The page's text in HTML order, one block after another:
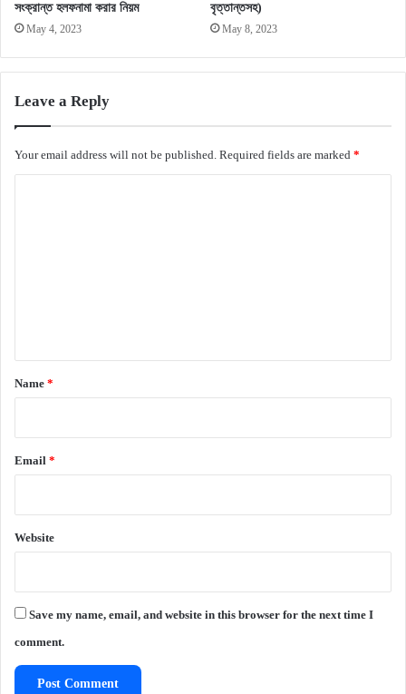
সংক্রান্ত হলফনামা করার নিয়ম
May 4, 2023
বৃত্তান্তসহ)
May 8, 2023
Leave a Reply
Your email address will not be published. Required fields are marked *
*
Name *
Email *
Website
Save my name, email, and website in this browser for the next time I
comment.